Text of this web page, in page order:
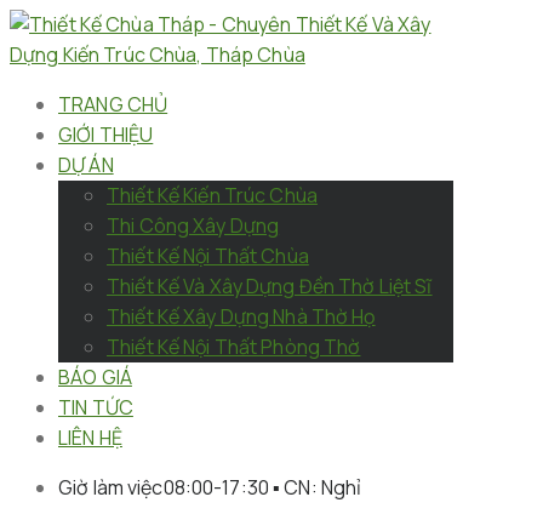
TRANG CHỦ
GIỚI THIỆU
DỰ ÁN
Thiết Kế Kiến Trúc Chùa
Thi Công Xây Dựng
Thiết Kế Nội Thất Chùa
Thiết Kế Và Xây Dựng Đền Thờ Liệt Sĩ
Thiết Kế Xây Dựng Nhà Thờ Họ
Thiết Kế Nội Thất Phòng Thờ
BÁO GIÁ
TIN TỨC
LIÊN HỆ
Giờ làm việc08:00-17:30 ▪︎ CN: Nghỉ